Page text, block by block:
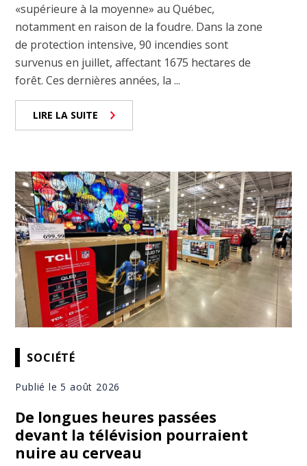
«supérieure à la moyenne» au Québec,
notamment en raison de la foudre. Dans la zone
de protection intensive, 90 incendies sont
survenus en juillet, affectant 1675 hectares de
forêt. Ces dernières années, la ...
LIRE LA SUITE
SOCIÉTÉ
Publié le 5 août 2026
De longues heures passées
devant la télévision pourraient
nuire au cerveau